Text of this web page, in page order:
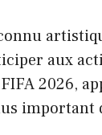
aux
2026,
important